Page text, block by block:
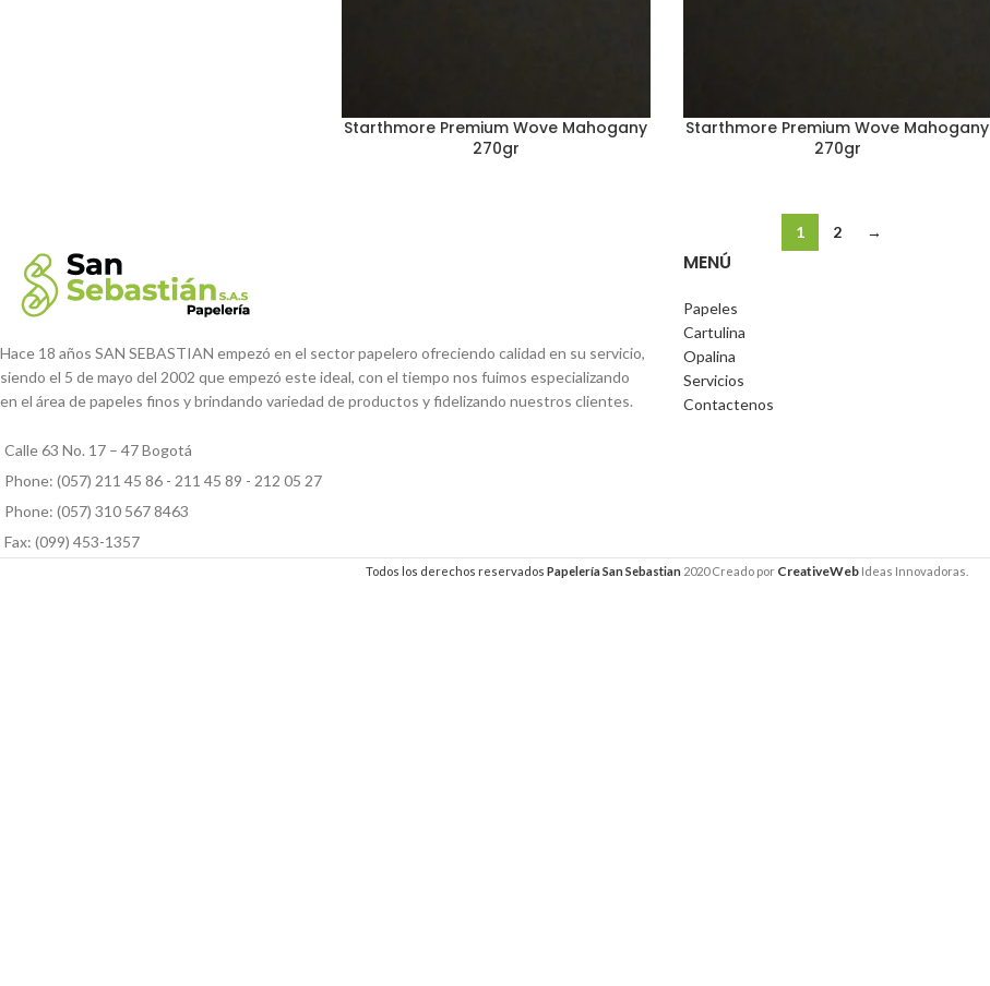
Starthmore Premium Wove Mahogany
270gr
Starthmore Premium Wove Mahogany
270gr
1 2 →
Hace 18 años SAN SEBASTIAN empezó en el sector papelero ofreciendo calidad en su servicio,
siendo el 5 de mayo del 2002 que empezó este ideal, con el tiempo nos fuimos especializando
en el área de papeles finos y brindando variedad de productos y fidelizando nuestros clientes.
Calle 63 No. 17 – 47 Bogotá
Phone: (057) 211 45 86 - 211 45 89 - 212 05 27
Phone: (057) 310 567 8463
Fax: (099) 453-1357
MENÚ
Papeles
Cartulina
Opalina
Servicios
Contactenos
Todos los derechos reservados Papelería San Sebastian 2020 Creado por CreativeWeb Ideas Innovadoras.